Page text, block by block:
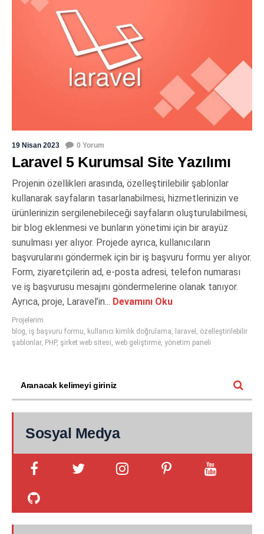
19 Nisan 2023 0 Yorum
Laravel 5 Kurumsal Site Yazılımı
Projenin özellikleri arasında, özelleştirilebilir şablonlar
kullanarak sayfaların tasarlanabilmesi, hizmetlerinizin ve
ürünlerinizin sergilenebileceği sayfaların oluşturulabilmesi,
bir blog eklenmesi ve bunların yönetimi için bir arayüz
sunulması yer alıyor. Projede ayrıca, kullanıcıların
başvurularını göndermek için bir iş başvuru formu yer alıyor.
Form, ziyaretçilerin ad, e-posta adresi, telefon numarası
ve iş başvurusu mesajını göndermelerine olanak tanıyor.
Ayrıca, proje, Laravel’in... Devamını Oku
Projelerim
blog, iş başvuru formu, kullanıcı kimlik doğrulama, laravel , özelleştirilebilir
şablonlar, PHP, şirket web sitesi, web geliştirme, yönetim paneli
Sosyal Medya